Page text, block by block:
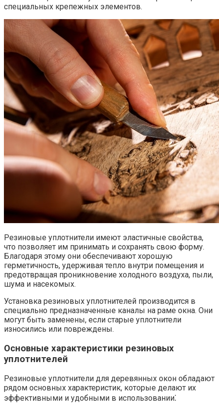
специальных крепежных элементов.​
Резиновые уплотнители имеют эластичные свойства,
что позволяет им принимать и сохранять свою форму.​
Благодаря этому они обеспечивают хорошую
герметичность, удерживая тепло внутри помещения и
предотвращая проникновение холодного воздуха, пыли,
шума и насекомых.
Установка резиновых уплотнителей производится в
специально предназначенные каналы на раме окна. Они
могут быть заменены, если старые уплотнители
износились или повреждены.​
Основные характеристики резиновых
уплотнителей
Резиновые уплотнители для деревянных окон обладают
рядом основных характеристик, которые делают их
эффективными и удобными в использовании⁚